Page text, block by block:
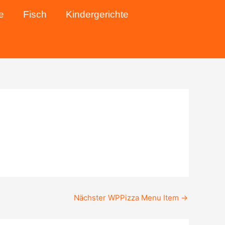
Fisch Kindergerichte
Nächster WPPizza Menu Item →